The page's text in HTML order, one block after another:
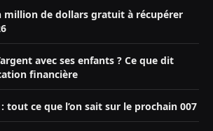
million de dollars gratuit à récupérer
avec ses enfants ? Ce que dit
financière
: tout ce que l’on sait sur le prochain 007